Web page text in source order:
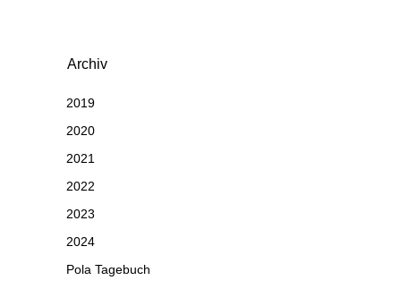
Archiv
2019
2020
2021
2022
2023
2024
Pola Tagebuch